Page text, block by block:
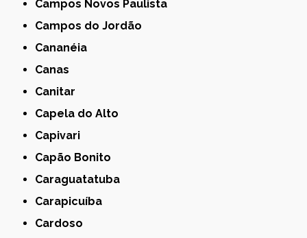
Campos Novos Paulista
Campos do Jordão
Cananéia
Canas
Canitar
Capela do Alto
Capivari
Capão Bonito
Caraguatatuba
Carapicuíba
Cardoso